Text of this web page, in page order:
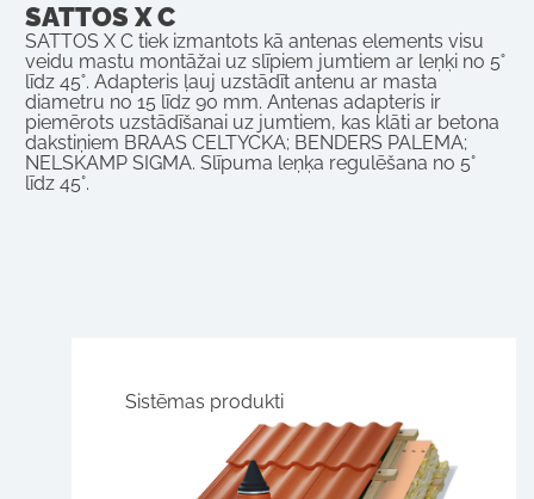
SATTOS X C
SATTOS X C tiek izmantots kā antenas elements visu
veidu mastu montāžai uz slīpiem jumtiem ar leņķi no 5˚
līdz 45˚. Adapteris ļauj uzstādīt antenu ar masta
diametru no 15 līdz 90 mm. Antenas adapteris ir
piemērots uzstādīšanai uz jumtiem, kas klāti ar betona
dakstiņiem BRAAS CELTYCKA; BENDERS PALEMA;
NELSKAMP SIGMA. Slīpuma leņķa regulēšana no 5°
līdz 45°.
Sistēmas produkti